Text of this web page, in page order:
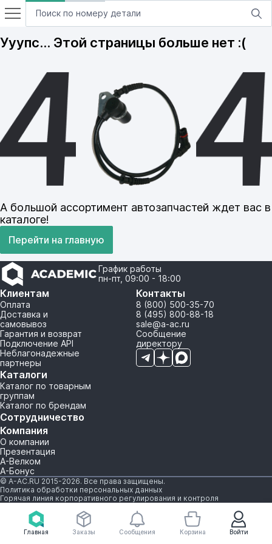
Главная Войти
Заказы Сообщения Корзина
Ууупс… Этой страницы больше нет :(
А большой ассортимент автозапчастей ждет вас в
каталоге!
Перейти на главную
График работы
пн-пт, 09:00 - 18:00
Клиентам
Оплата
Доставка и
самовывоз
Гарантия и возврат
Подключение API
Неблагонадежные
партнеры
Каталоги
Каталог по товарным
группам
Каталог по брендам
Сотрудничество
Компания
О компании
Презентация
А-Велком
А-Бонус
Контакты
8 (800) 500-35-70
8 (495) 800-88-18
sale@a-ac.ru
Сообщение
директору
© A-AC.RU 2015-2026. Все права защищены.
Политика обработки персональных данных
Горячая линия корпоративного регулирования и контроля